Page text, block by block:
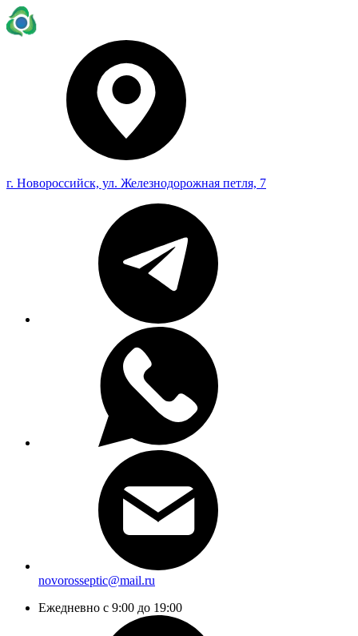
г. Новороссийск, ул. Железнодорожная петля, 7
novorosseptic@mail.ru
Ежедневно с 9:00 до 19:00